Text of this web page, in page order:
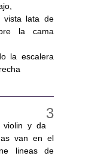
lata de
la cama
la escalera
violin y da
van en el
lineas de